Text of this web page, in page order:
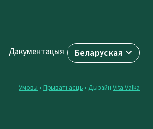
Беларуская
Дакументацыя
Умовы • Прыватнасць • Дызайн Vita Valka